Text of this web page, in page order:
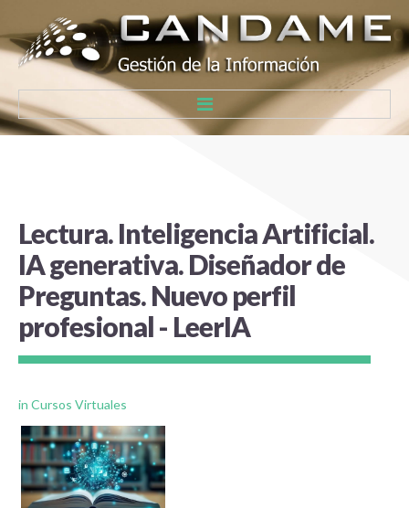
BiblioHum
BiblioInnova
BusRed
ClubLec
DiSEI
EduCom
EPostBib
Lectura.InteligenciaArtificial.
IAgenerativa.Diseñadorde
Preguntas.Nuevoperfil
profesional- LeerIA
in Cursos Virtuales